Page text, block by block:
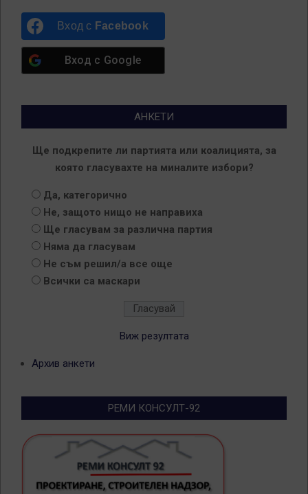
Вход с Facebook
Вход с Google
АНКЕТИ
Ще подкрепите ли партията или коалицията, за
която гласувахте на миналите избори?
Да, категорично
Не, защото нищо не направиха
Ще гласувам за различна партия
Няма да гласувам
Не съм решил/а все още
Всички са маскари
Виж резултата
Архив анкети
РЕМИ КОНСУЛТ-92